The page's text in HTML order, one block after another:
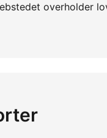
overholder